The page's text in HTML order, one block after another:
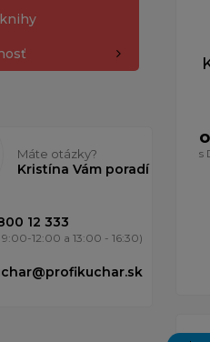
Máte otázky?
Kristína Vám poradí
12 333
12:00 a 13:00 - 16:30)
s